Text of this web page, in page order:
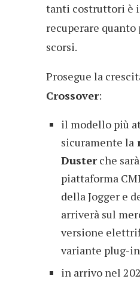
tanti costruttori è
recuperare
scorsi.
Prosegue la
Crossover:
il modello più
sicuramente la
Dusterche
piattaforma
della Jogger e
arriverà sul
versione
variante plug-
in arrivo nel